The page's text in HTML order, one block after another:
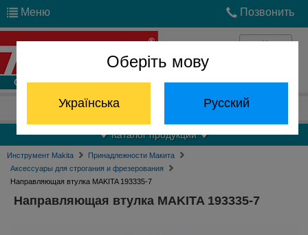
Оберіть мову
Українська Русский
Меню Позвонить
Войти
Отдел запчастей: (068) 824-24-24
Каталог продукции
Инструмент Makita
Принадлежности Макита
Аксессуары для строгания и фрезерования
Направляющая втулка MAKITA 193335-7
Направляющая втулка MAKITA 193335-7